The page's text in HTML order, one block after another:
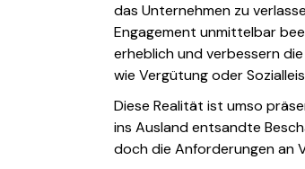
das Unternehmen zu
Engagement unmittelbar
erheblich und verbessern
wie Vergütung oder
Diese Realität ist umso
ins Ausland entsandte
doch die Anforderungen an